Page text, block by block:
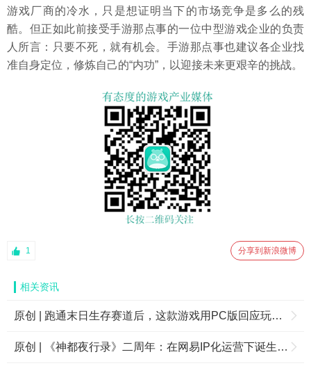
游戏厂商的冷水，只是想证明当下的市场竞争是多么的残
酷。但正如此前接受手游那点事的一位中型游戏企业的负责
人所言：只要不死，就有机会。手游那点事也建议各企业找
准自身定位，修炼自己的“内功”，以迎接未来更艰辛的挑战。
1 分享到新浪微博
相关资讯
原创 | 跑通末日生存赛道后，这款游戏用PC版回应玩家的呼声
原创 | 《神都夜行录》二周年：在网易IP化运营下诞生的“国风”品牌